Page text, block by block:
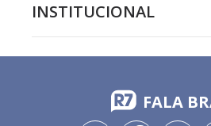
INSTITUCIONAL
FALA